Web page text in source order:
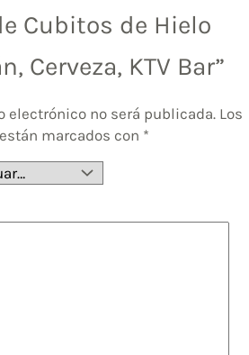
Cubitos de Hielo
Cerveza, KTV Bar”
electrónico no será publicada. Los
marcados con *